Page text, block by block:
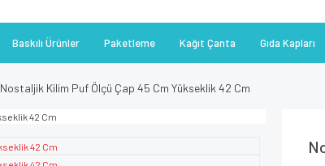
Baskılı Ürünler Paketleme Kağıt Çanta Gıda Kapları
Nostaljik Kilim Puf Ölçü Çap 45 Cm Yükseklik 42 Cm